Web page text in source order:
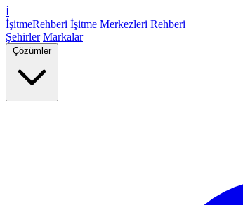
İ
İşitmeRehberi İşitme Merkezleri Rehberi
Şehirler Markalar
Çözümler